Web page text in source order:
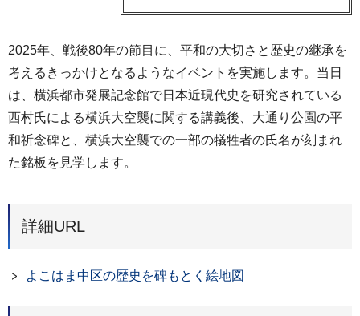
2025年、戦後80年の節目に、平和の大切さと歴史の継承を
考えるきっかけとなるようなイベントを実施します。当日
は、横浜都市発展記念館で日本近現代史を研究されている
西村氏による横浜大空襲に関する講義後、大通り公園の平
和祈念碑と、横浜大空襲での一部の犠牲者の氏名が刻まれ
た銘板を見学します。
詳細URL
よこはま中区の歴史を碑もとく絵地図